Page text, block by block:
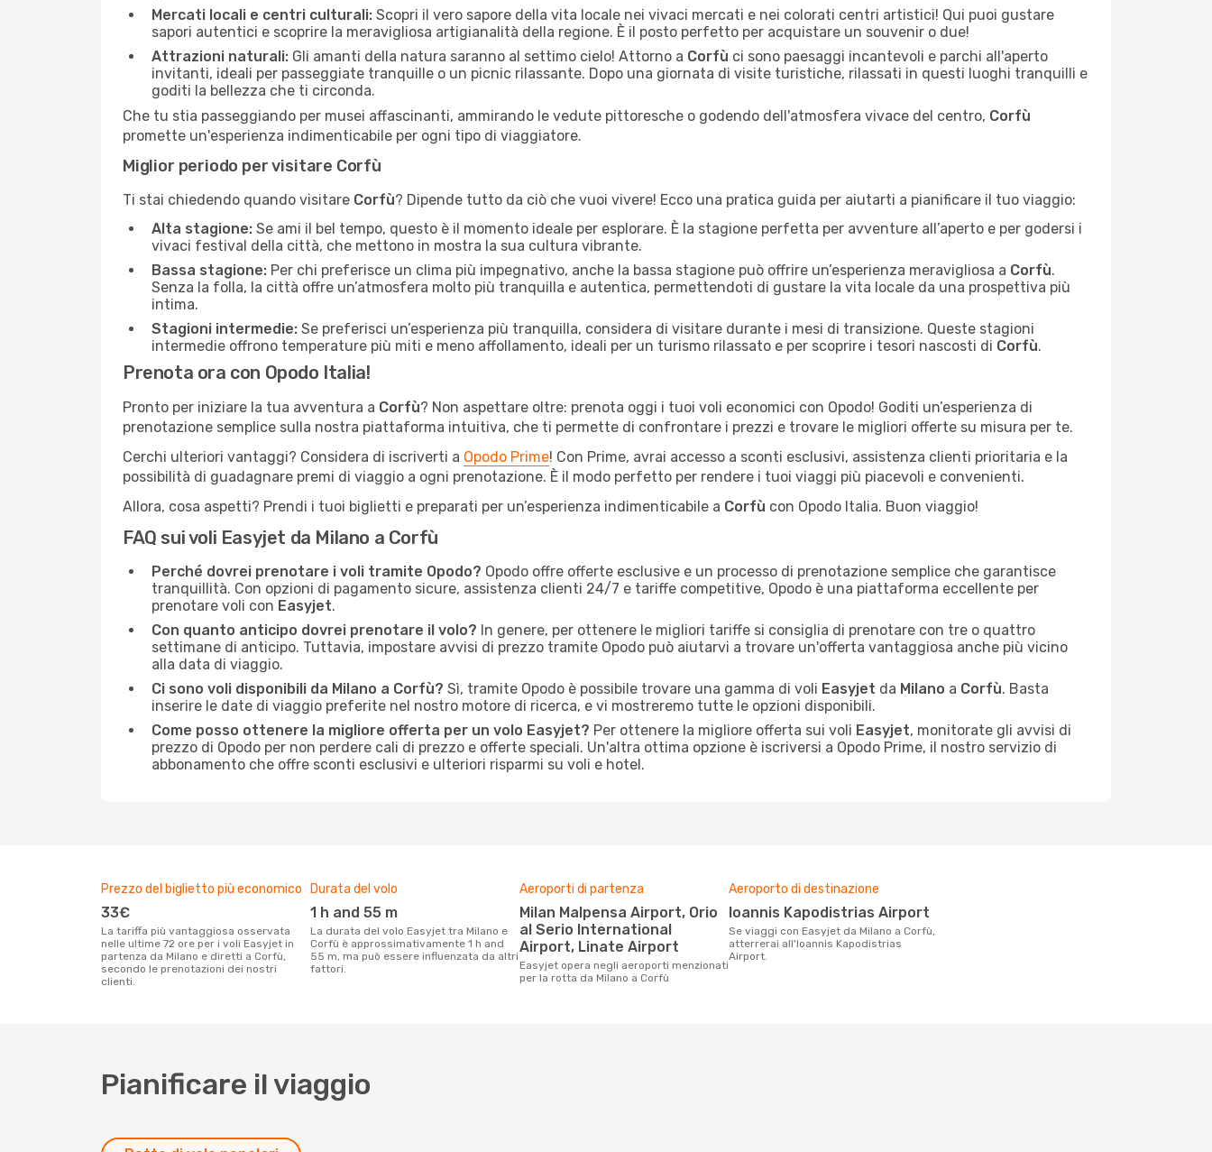
Mercati locali e centri culturali: Scopri il vero sapore della vita locale nei vivaci mercati e nei colorati centri artistici! Qui puoi gustare
sapori autentici e scoprire la meravigliosa artigianalità della regione. È il posto perfetto per acquistare un souvenir o due!
Attrazioni naturali: Gli amanti della natura saranno al settimo cielo! Attorno a Corfù ci sono paesaggi incantevoli e parchi all'aperto
invitanti, ideali per passeggiate tranquille o un picnic rilassante. Dopo una giornata di visite turistiche, rilassati in questi luoghi tranquilli e
goditi la bellezza che ti circonda.
Che tu stia passeggiando per musei affascinanti, ammirando le vedute pittoresche o godendo dell'atmosfera vivace del centro, Corfù
promette un'esperienza indimenticabile per ogni tipo di viaggiatore.
Miglior periodo per visitare Corfù
Ti stai chiedendo quando visitare Corfù? Dipende tutto da ciò che vuoi vivere! Ecco una pratica guida per aiutarti a pianificare il tuo viaggio:
Alta stagione: Se ami il bel tempo, questo è il momento ideale per esplorare. È la stagione perfetta per avventure all’aperto e per godersi i
vivaci festival della città, che mettono in mostra la sua cultura vibrante.
Bassa stagione: Per chi preferisce un clima più impegnativo, anche la bassa stagione può offrire un’esperienza meravigliosa a Corfù.
Senza la folla, la città offre un’atmosfera molto più tranquilla e autentica, permettendoti di gustare la vita locale da una prospettiva più
intima.
Stagioni intermedie: Se preferisci un’esperienza più tranquilla, considera di visitare durante i mesi di transizione. Queste stagioni
intermedie offrono temperature più miti e meno affollamento, ideali per un turismo rilassato e per scoprire i tesori nascosti di Corfù.
Prenota ora con Opodo Italia!
Pronto per iniziare la tua avventura a Corfù? Non aspettare oltre: prenota oggi i tuoi voli economici con Opodo! Goditi un’esperienza di
prenotazione semplice sulla nostra piattaforma intuitiva, che ti permette di confrontare i prezzi e trovare le migliori offerte su misura per te.
Cerchi ulteriori vantaggi? Considera di iscriverti a Opodo Prime! Con Prime, avrai accesso a sconti esclusivi, assistenza clienti prioritaria e la
possibilità di guadagnare premi di viaggio a ogni prenotazione. È il modo perfetto per rendere i tuoi viaggi più piacevoli e convenienti.
Allora, cosa aspetti? Prendi i tuoi biglietti e preparati per un’esperienza indimenticabile a Corfù con Opodo Italia. Buon viaggio!
FAQ sui voli Easyjet da Milano a Corfù
Perché dovrei prenotare i voli tramite Opodo? Opodo offre offerte esclusive e un processo di prenotazione semplice che garantisce
tranquillità. Con opzioni di pagamento sicure, assistenza clienti 24/7 e tariffe competitive, Opodo è una piattaforma eccellente per
prenotare voli con Easyjet.
Con quanto anticipo dovrei prenotare il volo? In genere, per ottenere le migliori tariffe si consiglia di prenotare con tre o quattro
settimane di anticipo. Tuttavia, impostare avvisi di prezzo tramite Opodo può aiutarvi a trovare un'offerta vantaggiosa anche più vicino
alla data di viaggio.
Ci sono voli disponibili da Milano a Corfù? Sì, tramite Opodo è possibile trovare una gamma di voli Easyjet da Milano a Corfù. Basta
inserire le date di viaggio preferite nel nostro motore di ricerca, e vi mostreremo tutte le opzioni disponibili.
Come posso ottenere la migliore offerta per un volo Easyjet? Per ottenere la migliore offerta sui voli Easyjet, monitorate gli avvisi di
prezzo di Opodo per non perdere cali di prezzo e offerte speciali. Un'altra ottima opzione è iscriversi a Opodo Prime, il nostro servizio di
abbonamento che offre sconti esclusivi e ulteriori risparmi su voli e hotel.
Prezzo del biglietto più economico
33€
La tariffa più vantaggiosa osservata
nelle ultime 72 ore per i voli Easyjet in
partenza da Milano e diretti a Corfù,
secondo le prenotazioni dei nostri
clienti.
Durata del volo
1 h and 55 m
La durata del volo Easyjet tra Milano e
Corfù è approssimativamente 1 h and
55 m, ma può essere influenzata da altri
fattori.
Aeroporti di partenza
Milan Malpensa Airport, Orio
al Serio International
Airport, Linate Airport
Easyjet opera negli aeroporti menzionati
per la rotta da Milano a Corfù
Aeroporto di destinazione
Ioannis Kapodistrias Airport
Se viaggi con Easyjet da Milano a Corfù,
atterrerai all'Ioannis Kapodistrias
Airport.
Pianificare il viaggio